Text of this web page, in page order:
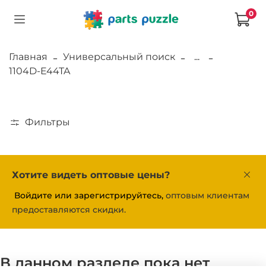
0
Главная Универсальный поиск
...
1104D-E44TA
Фильтры
Хотите видеть оптовые цены?
Войдите или зарегистрируйтесь, оптовым клиентам
предоставляются скидки.
В данном разделе пока нет